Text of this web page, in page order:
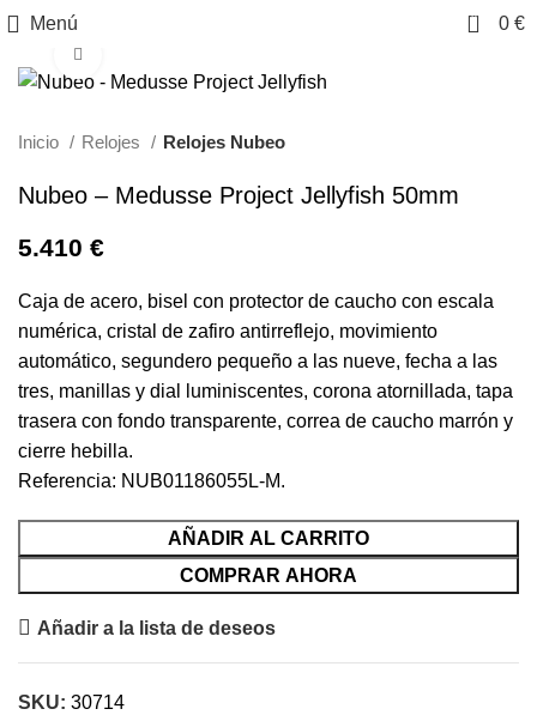
Menú 0 0 €
Inicio Relojes Relojes Nubeo
Nubeo – Medusse Project Jellyfish 50mm
5.410 €
Caja de acero, bisel con protector de caucho con escala
numérica, cristal de zafiro antirreflejo, movimiento
automático, segundero pequeño a las nueve, fecha a las
tres, manillas y dial luminiscentes, corona atornillada, tapa
trasera con fondo transparente, correa de caucho marrón y
cierre hebilla.
Referencia: NUB01186055L-M.
AÑADIR AL CARRITO
COMPRAR AHORA
Añadir a la lista de deseos
SKU: 30714